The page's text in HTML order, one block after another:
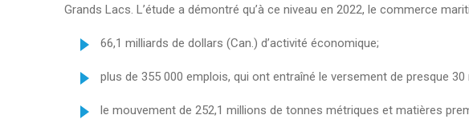
Grands Lacs. L’étude a démontré qu’à ce niveau en 2022, le commerce
66,1 milliards de dollars (Can.) d’activité économique;
plus de 355 000 emplois, qui ont entraîné le versement de presque
le mouvement de 252,1 millions de tonnes métriques et matières